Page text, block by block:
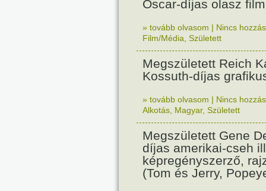
Oscar-díjas olasz
» tovább olvasom | Nincs
Film/Média Született
Megszületett Reich
Kossuth-díjas
» tovább olvasom | Nincs
Alkotás Magyar, Született
Megszületett Gene
díjas amerikai-cseh
képregényszerző,
(Tom és Jerry,